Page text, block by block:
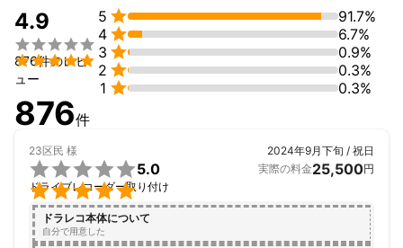
乗用車からバス･タクシー･トラック・特殊車両等多数、取付年
間実績1,000台以上
アピールポイント
・お客様のご意見を伺い取付させて頂きます。
・商品購入にお悩みの場合はアドバイス･サポート致します
・取付に関し疑問･質問が有りましたら、お気軽にご連絡ください
ませ。
4.9


876件のレビ
ュー
5 
91.7%
4 
6.7%
3 
0.9%
2 
0.3%
1  0.3%
876件
23区民 様


5.0
ドライブレコーダー取り付け
2024年9月下旬 / 祝日
実際の料金25,500円
ドラレコ本体について
自分で用意した